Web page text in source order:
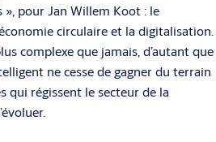
pour Jan Willem Koot : le
circulaire et la digitalisation.
complexe que jamais, d’autant que
ne cesse de gagner du terrain
qui régissent le secteur de la